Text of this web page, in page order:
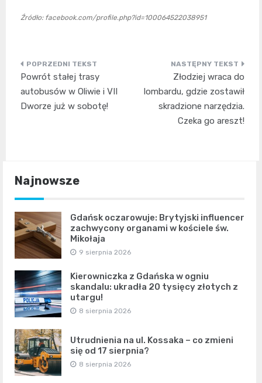
Źródło: facebook.com/profile.php?id=100064522038951
Nawigacja
wpisu
Powrót stałej trasy
autobusów w Oliwie i VII
Dworze już w sobotę!
Złodziej wraca do
lombardu, gdzie zostawił
skradzione narzędzia.
Czeka go areszt!
Najnowsze
Gdańsk oczarowuje: Brytyjski influencer
zachwycony organami w kościele św.
Mikołaja
9 sierpnia 2026
Kierowniczka z Gdańska w ogniu
skandalu: ukradła 20 tysięcy złotych z
utargu!
8 sierpnia 2026
Utrudnienia na ul. Kossaka – co zmieni
się od 17 sierpnia?
8 sierpnia 2026